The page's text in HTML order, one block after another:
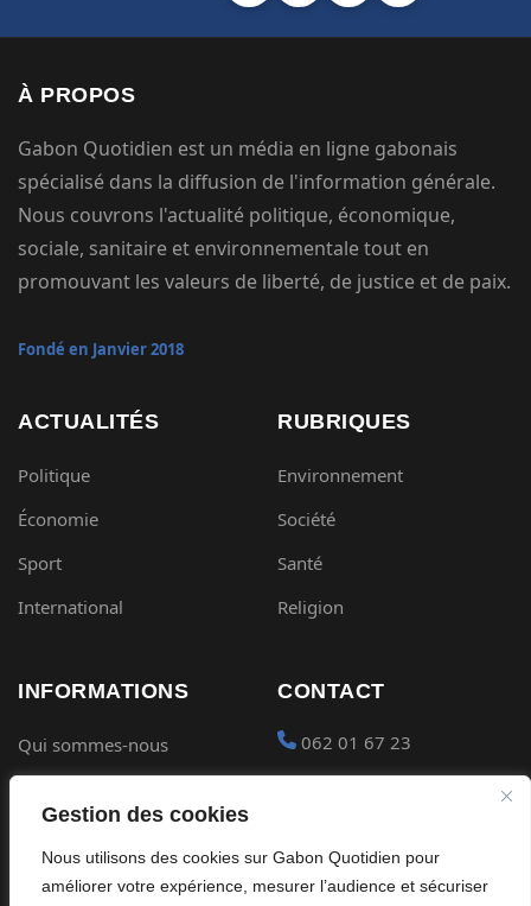
Gestion des cookies
Nous utilisons des cookies sur Gabon Quotidien pour
améliorer votre expérience, mesurer l’audience et sécuriser
À PROPOS
Gabon Quotidien est un média en ligne gabonais
spécialisé dans la diffusion de l'information générale.
Nous couvrons l'actualité politique, économique,
sociale, sanitaire et environnementale tout en
promouvant les valeurs de liberté, de justice et de paix.
Fondé en Janvier 2018
ACTUALITÉS
Politique
Économie
Sport
International
RUBRIQUES
Environnement
Société
Santé
Religion
INFORMATIONS
Qui sommes-nous
Confidentialité
CONTACT
062 01 67 23
Placer une Pub